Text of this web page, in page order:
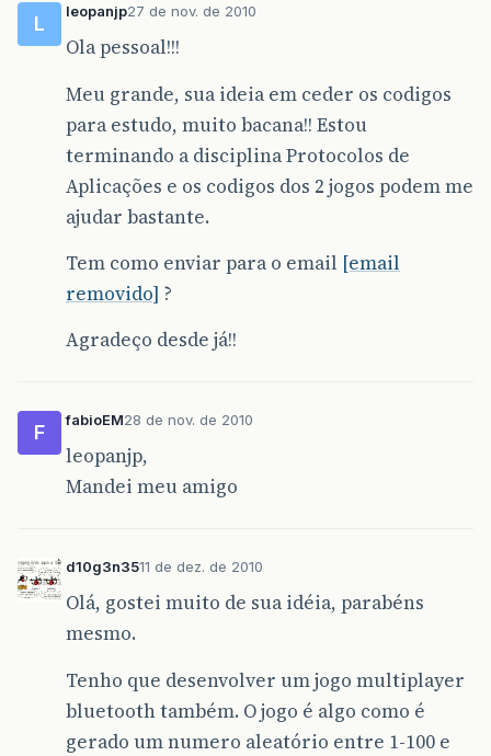
L
leopanjp27 de nov. de 2010
Ola pessoal!!!
Meu grande, sua ideia em ceder os codigos
para estudo, muito bacana!! Estou
terminando a disciplina Protocolos de
Aplicações e os codigos dos 2 jogos podem me
ajudar bastante.
Tem como enviar para o email [email
removido] ?
Agradeço desde já!!
F
fabioEM28 de nov. de 2010
leopanjp,
Mandei meu amigo
d10g3n3511 de dez. de 2010
Olá, gostei muito de sua idéia, parabéns
mesmo.
Tenho que desenvolver um jogo multiplayer
bluetooth também. O jogo é algo como é
gerado um numero aleatório entre 1-100 e